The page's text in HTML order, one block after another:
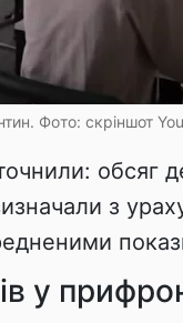
Фoто: скріншот
обсяг
з
у